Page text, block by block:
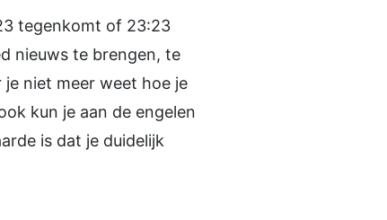
tegenkomt of 23:23
nieuws te brengen, te
niet meer weet hoe je
kun je aan de engelen
is dat je duidelijk